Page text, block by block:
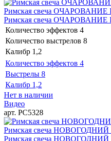
Римская свеча
Римская свеча
Количество эффектов 4
Количество выстрелов 8
Калибр 1,2
Количество эффектов 4
Выстрелы 8
Калибр 1,2
Нет в наличии
Видео
арт. РС5328
Римская свеча
Римская свеча